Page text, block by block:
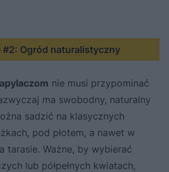
#2: Ogród naturalistyczny
nie musi przypominać
ma swobodny, naturalny
sadzić na klasycznych
pod płotem, a nawet w
tarasie. Ważne, by wybierać
lub półpełnych kwiatach,